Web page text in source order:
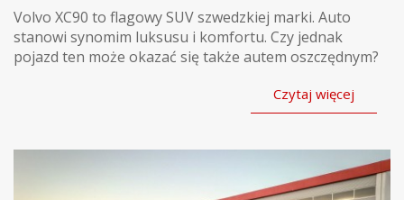
Volvo XC90 to flagowy SUV szwedzkiej marki. Auto
stanowi synomim luksusu i komfortu. Czy jednak
pojazd ten może okazać się także autem oszczędnym?
Czytaj więcej